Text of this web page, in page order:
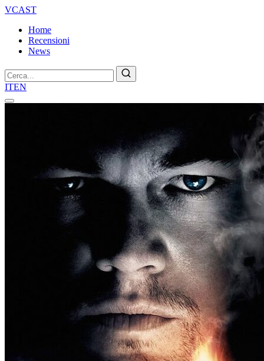
VCAST
Home
Recensioni
News
Cerca
ITEN